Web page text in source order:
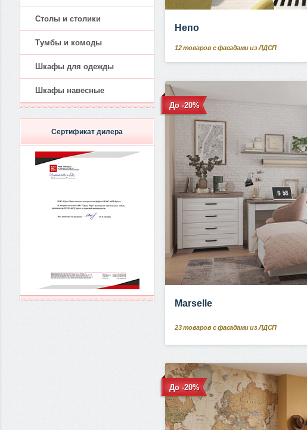
Непо
12 товаров с фасадами из ЛДСП
До -20%
Marselle
23 товаров с фасадами из ЛДСП
До -20%
Столы и столики
Тумбы и комоды
Шкафы для одежды
Шкафы навесные
Сертификат дилера